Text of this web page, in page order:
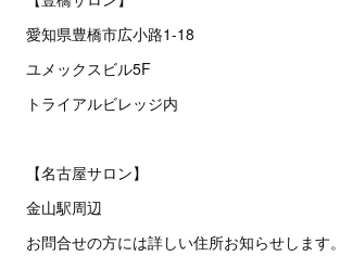
愛知県豊橋市広小路1-18
ユメックスビル5F
トライアルビレッジ内
【名古屋サロン】
金山駅周辺
お問合せの方には詳しい住所お知らせします。